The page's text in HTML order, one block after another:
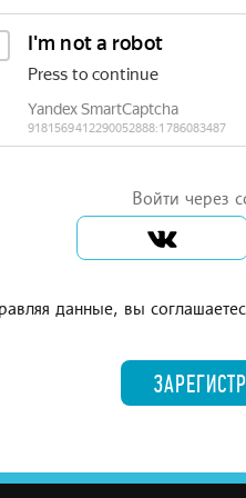
Войти через
данные, вы